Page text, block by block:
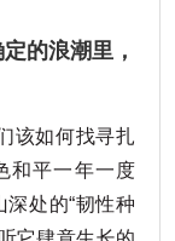
的浪潮里，
该如何找寻扎
和平一年一度
深处的“韧性种